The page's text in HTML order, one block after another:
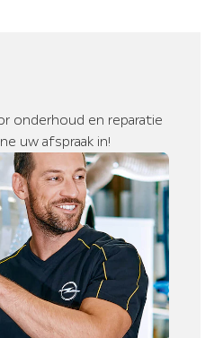
onderhoud en reparatie
uw afspraak in!